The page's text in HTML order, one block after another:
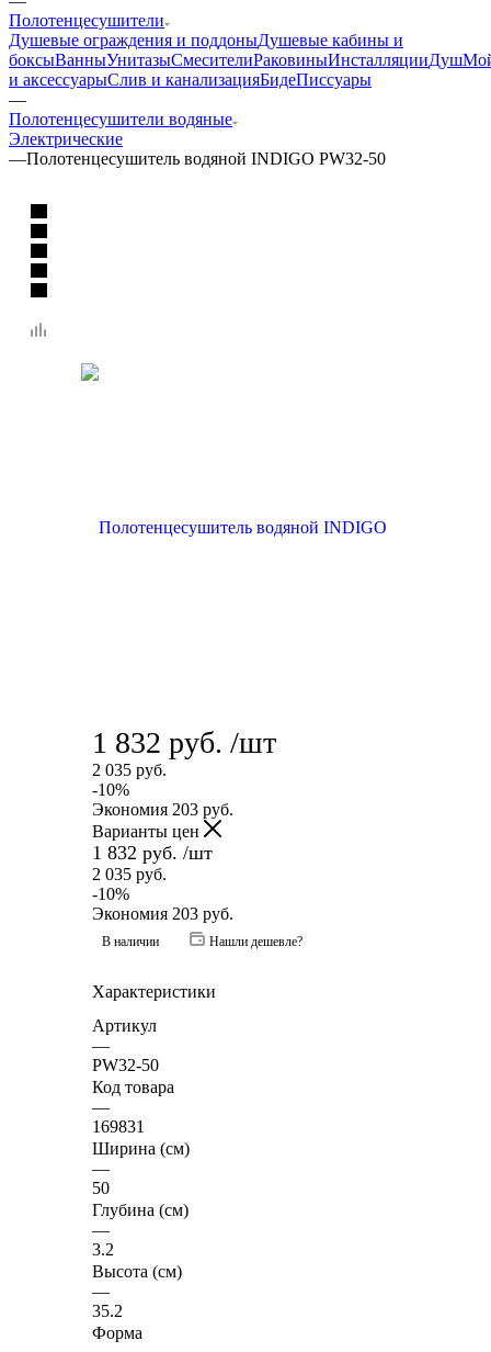
Полотенцесушители
Душевые ограждения и поддоныДушевые кабины и
боксыВанныУнитазыСмесителиРаковиныИнсталляцииДуш
и аксессуарыСлив и канализацияБидеПиссуары
—
Полотенцесушители водяные
Электрические
—Полотенцесушитель водяной INDIGO PW32-50
1 832 руб. /шт
2 035 руб.
-10%
Экономия 203 руб.
Варианты цен
1 832 руб. /шт
2 035 руб.
-10%
Экономия 203 руб.
В наличии Нашли дешевле?
Характеристики
Артикул
—
PW32-50
Код товара
—
169831
Ширина (см)
—
50
Глубина (см)
—
3.2
Высота (см)
—
35.2
Форма